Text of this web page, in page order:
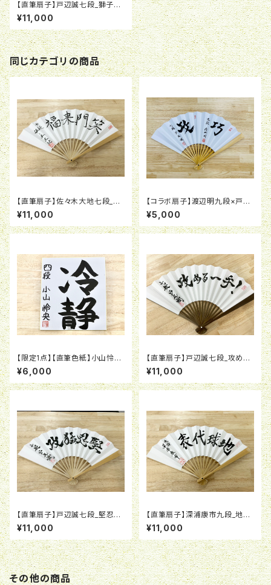
【直筆扇子】戸辺誠七段_獅子奮
迅
¥11,000
同じカテゴリの商品
【直筆扇子】佐々木大地七段_笑
門来福
¥11,000
【コラボ扇子】渡辺明九段×戸辺
誠七段
¥5,000
【限定1点】【直筆色紙】小山怜央
四段_冷静
¥6,000
【直筆扇子】戸辺誠七段_攻める
一手
¥11,000
【直筆扇子】戸辺誠七段_堅忍猛
攻
¥11,000
【直筆扇子】深浦康市九段_地球
代表
¥11,000
その他の商品